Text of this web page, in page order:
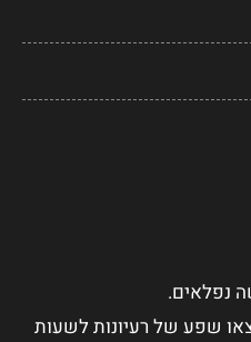
שפע של רעיונות לשעות